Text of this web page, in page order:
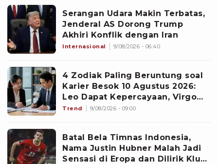
Serangan Udara Makin Terbatas,
Jenderal AS Dorong Trump
Akhiri Konflik dengan Iran
Internasional 9/08/2026 - 06:40
4 Zodiak Paling Beruntung soal
Karier Besok 10 Agustus 2026:
Leo Dapat Kepercayaan, Virgo
Makin Diperhitungkan
Trend 9/08/2026 - 09:00
Batal Bela Timnas Indonesia,
Nama Justin Hubner Malah Jadi
Sensasi di Eropa dan Dilirik Klub